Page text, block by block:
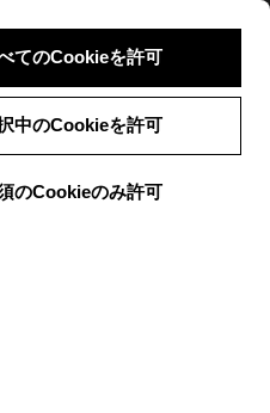
てのCookieを許可
中のCookieを許可
のCookieのみ許可
ログイン 検索 メニュー
メニュー